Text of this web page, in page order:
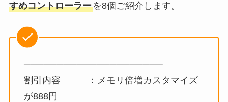
すめコントローラーを8個ご紹介します。
─────────────────────
割引内容 ：メモリ倍増カスタマイズ
が888円